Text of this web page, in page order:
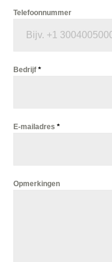
Telefoonnummer
Bedrijf*
E-mailadres*
Opmerkingen